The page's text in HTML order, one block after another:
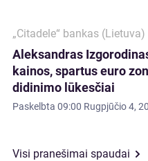
„Citadele“ bankas (Lietuva)
Aleksandras
kainos, spartus euro
didinimo lūkesčiai
Paskelbta 09:00 Rugpjūčio 4,
Visi pranešimai spaudai